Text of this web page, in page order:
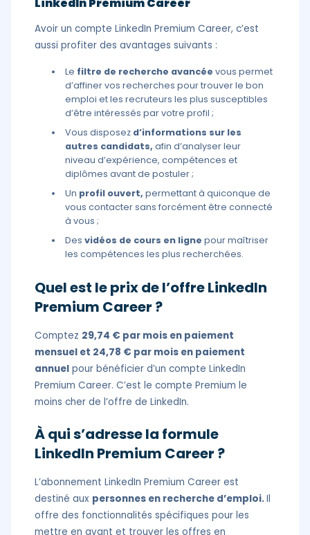
LinkedIn Premium Career
Avoir un compte LinkedIn Premium Career, c’est
aussi profiter des avantages suivants :
Le filtre de recherche avancée vous permet
d’affiner vos recherches pour trouver le bon
emploi et les recruteurs les plus susceptibles
d’être intéressés par votre profil ;
Vous disposez d’informations sur les
autres candidats, afin d’analyser leur
niveau d’expérience, compétences et
diplômes avant de postuler ;
Un profil ouvert, permettant à quiconque de
vous contacter sans forcément être connecté
à vous ;
Des vidéos de cours en ligne pour maîtriser
les compétences les plus recherchées.
Quel est le prix de l’offre LinkedIn
Premium Career ?
Comptez 29,74 € par mois en paiement
mensuel et 24,78 € par mois en paiement
annuel pour bénéficier d’un compte LinkedIn
Premium Career. C’est le compte Premium le
moins cher de l’offre de LinkedIn.
À qui s’adresse la formule
LinkedIn Premium Career ?
L’abonnement LinkedIn Premium Career est
destiné aux personnes en recherche d’emploi.Il
offre des fonctionnalités spécifiques pour les
mettre en avant et trouver les offres en